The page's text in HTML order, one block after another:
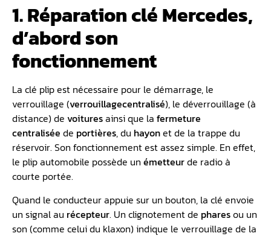
1. Réparation clé Mercedes,
d’abord son
fonctionnement
La clé plip est nécessaire pour le démarrage, le
verrouillage (verrouillagecentralisé), le déverrouillage (à
distance) de voituresainsi que la fermeture
centralisée de portières, du hayonet de la trappe du
réservoir. Son fonctionnement est assez simple. En effet,
le plip automobile possède un émetteurde radio à
courte portée.
Quand le conducteur appuie sur un bouton, la clé envoie
un signal au récepteur. Un clignotement de pharesou un
son (comme celui du klaxon) indique le verrouillage de la